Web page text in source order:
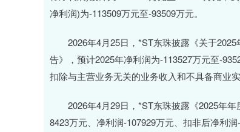
净利润)为-113509万元至-93509万元。
2026年4月25日，*ST东珠披露《关于2025
告》，预计2025年净利润为-113527万元至-
扣除与主营业务无关的业务收入和不具备商业
2026年4月29日，*ST东珠披露《2025年年
8423万元、净利润-107929万元、扣非后净利